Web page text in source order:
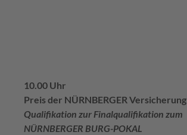
10.00 Uhr
Preis der NÜRNBERGER Versicherung
Qualifikation zur Finalqualifikation zum
NÜRNBERGER BURG-POKAL